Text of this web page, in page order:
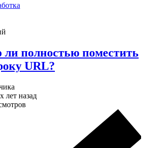
ли полностью поместить
URL?
лет назад